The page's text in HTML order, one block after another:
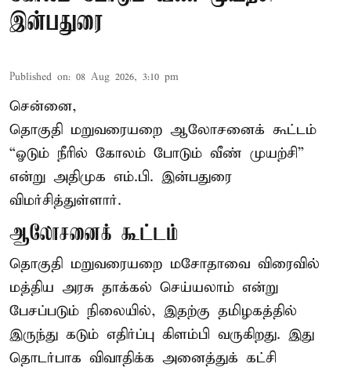
இன்பதுரை
Published on: 08 Aug 2026, 3:10 pm
சென்னை,
தொகுதி மறுவரையறை ஆலோசனைக் கூட்டம்
“ஓடும் நீரில் கோலம் போடும் வீண் முயற்சி”
என்று அதிமுக எம்.பி. இன்பதுரை
விமர்சித்துள்ளார்.
ஆலோசனைக் கூட்டம்
தொகுதி மறுவரையறை மசோதாவை விரைவில்
மத்திய அரசு தாக்கல் செய்யலாம் என்று
பேசப்படும் நிலையில், இதற்கு தமிழகத்தில்
இருந்து கடும் எதிர்ப்பு கிளம்பி வருகிறது. இது
தொடர்பாக விவாதிக்க அனைத்துக் கட்சி